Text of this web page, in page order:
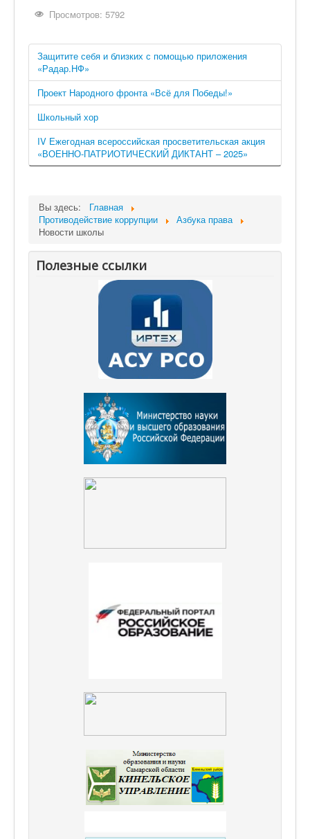
Просмотров: 5792
Защитите себя и близких с помощью приложения
«Радар.НФ»
Проект Народного фронта «Всё для Победы!»
Школьный хор
IV Ежегодная всероссийская просветительская акция
«ВОЕННО-ПАТРИОТИЧЕСКИЙ ДИКТАНТ – 2025»
Вы здесь:
Главная
Противодействие коррупции
Азбука права
Новости школы
Полезные ссылки